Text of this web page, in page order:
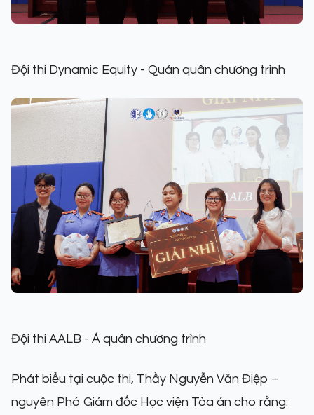
Đội thi Dynamic Equity - Quán quân chương trình
Đội thi AALB - Á quân chương trình
Phát biểu tại cuộc thi, Thầy Nguyễn Văn Điệp –
nguyên Phó Giám đốc Học viện Tòa án cho rằng: